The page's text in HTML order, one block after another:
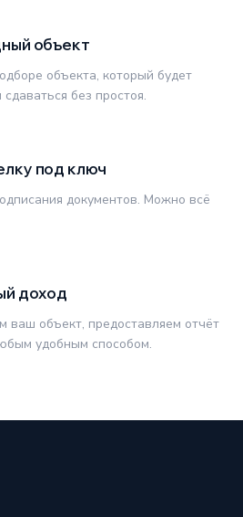
объект
объекта, который будет
без простоя.
под ключ
документов. Можно всё
доход
ваш объект, предоставляем отчёт
удобным способом.